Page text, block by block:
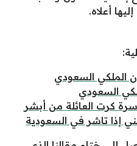
أعلاه.
الملكي السعودي
السعودي
كرت العائلة من أبشر
إذا تاشر في السعودية